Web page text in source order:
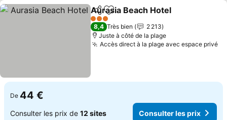
PartagerAjouter à mes favoris
Aurasia Beach Hotel
3 Étoiles
8,4 Très bien
2 213
Juste à côté de la plage
Accès direct à la plage avec espace privé
De 44 €
Consulter les prix de 12 sites Consulter les prix